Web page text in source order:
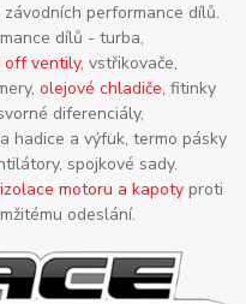
performance dílů.
dílů - turba,
ventily, vstřikovače,
olejové chladiče, fitinky
diferenciály,
hadice a výfuk, termo pásky
spojkové sady.
izolace motoru a kapoty proti
odeslání.